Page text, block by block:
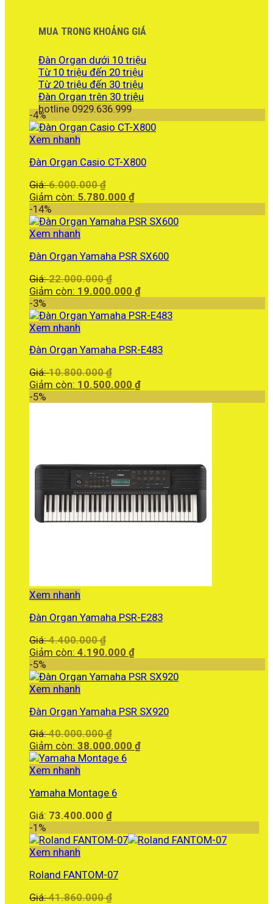
MUA TRONG KHOẢNG GIÁ
Đàn Organ dưới 10 triệu
Từ 10 triệu đến 20 triệu
Từ 20 triệu đến 30 triệu
Đàn Organ trên 30 triệu
hotline 0929.636.999
-4%
Xem nhanh
Đàn Organ Casio CT-X800
Giá:6.000.000₫
gốc
6.000.000 ₫.
Giảm còn: 5.780.000 ₫Giá
tại
-14%
Xem nhanh
Đàn Organ Yamaha PSR SX600
Giá:22.000.000₫
gốc
22.000.000 ₫.
Giảm còn: 19.000.000 ₫Giá
tại
-3%
Xem nhanh
Đàn Organ Yamaha PSR-E483
Giá:10.800.000₫
gốc
Giảm còn: 10.500.000 ₫Giá
-5%
Xem nhanh
Đàn Organ Yamaha PSR-E283
Giá:4.400.000₫
gốc
4.400.000 ₫.
Giảm còn: 4.190.000 ₫Giá
tại
-5%
Xem nhanh
Đàn Organ Yamaha PSR SX920
Giá:40.000.000₫
gốc
là:
Giảm còn: 38.000.000 ₫Giá
Xem nhanh
Yamaha Montage 6
Giá: 73.400.000 ₫
-1%
Xem nhanh
Roland FANTOM-07
Giá:41.860.000₫